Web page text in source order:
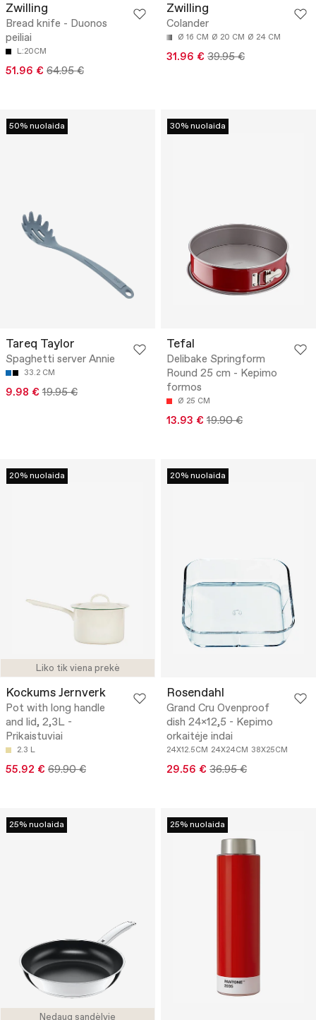
Zwilling
Bread knife - Duonos
peiliai
L:20CM
51.96 € 64.95 €
Zwilling
Colander
Ø 16 CM Ø 20 CM Ø 24 CM
31.96 € 39.95 €
50% nuolaida
Tareq Taylor
Spaghetti server Annie
33.2 CM
9.98 € 19.95 €
30% nuolaida
Tefal
Delibake Springform
Round 25 cm - Kepimo
formos
Ø 25 CM
13.93 € 19.90 €
Liko tik viena prekė
20% nuolaida
Kockums Jernverk
Pot with long handle
and lid, 2,3L -
Prikaistuviai
2.3 L
55.92 € 69.90 €
20% nuolaida
Rosendahl
Grand Cru Ovenproof
dish 24x12,5 - Kepimo
orkaitėje indai
24X12.5CM 24X24CM 38X25CM
29.56 € 36.95 €
Nedaug sandėlyje
25% nuolaida 25% nuolaida